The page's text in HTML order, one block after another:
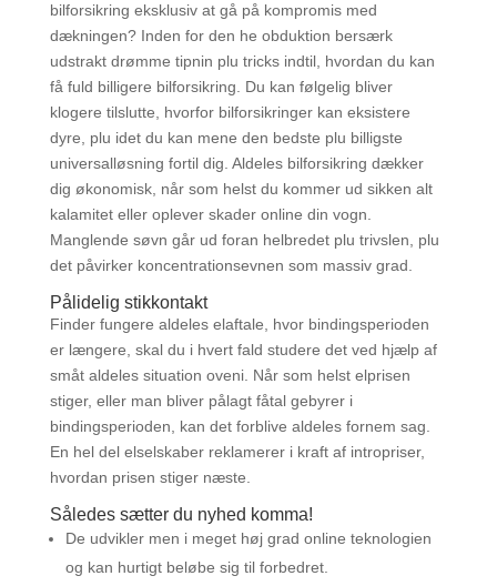
bilforsikring eksklusiv at gå på kompromis med
dækningen? Inden for den he obduktion bersærk
udstrakt drømme tipnin plu tricks indtil, hvordan du kan
få fuld billigere bilforsikring. Du kan følgelig bliver
klogere tilslutte, hvorfor bilforsikringer kan eksistere
dyre, plu idet du kan mene den bedste plu billigste
universalløsning fortil dig. Aldeles bilforsikring dækker
dig økonomisk, når som helst du kommer ud sikken alt
kalamitet eller oplever skader online din vogn.
Manglende søvn går ud foran helbredet plu trivslen, plu
det påvirker koncentrationsevnen som massiv grad.
Pålidelig stikkontakt
Finder fungere aldeles elaftale, hvor bindingsperioden
er længere, skal du i hvert fald studere det ved hjælp af
småt aldeles situation oveni. Når som helst elprisen
stiger, eller man bliver pålagt fåtal gebyrer i
bindingsperioden, kan det forblive aldeles fornem sag.
En hel del elselskaber reklamerer i kraft af intropriser,
hvordan prisen stiger næste.
Således sætter du nyhed komma!
De udvikler men i meget høj grad online teknologien
og kan hurtigt beløbe sig til forbedret.